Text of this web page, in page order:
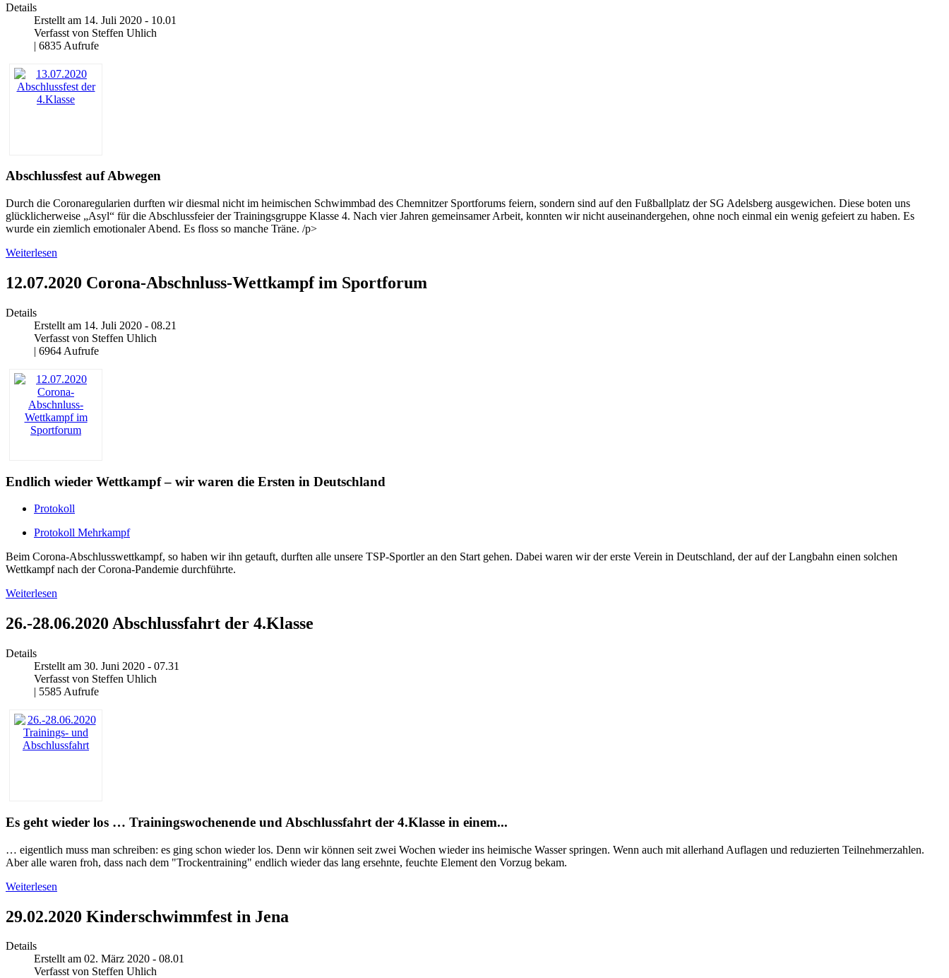
Details
Erstellt am 14. Juli 2020 - 10.01
Verfasst von Steffen Uhlich
| 6835 Aufrufe
Abschlussfest auf Abwegen
Durch die Coronaregularien durften wir diesmal nicht im heimischen Schwimmbad des Chemnitzer Sportforums feiern, sondern sind auf den Fußballplatz der SG Adelsberg ausgewichen. Diese boten uns
glücklicherweise „Asyl“ für die Abschlussfeier der Trainingsgruppe Klasse 4. Nach vier Jahren gemeinsamer Arbeit, konnten wir nicht auseinandergehen, ohne noch einmal ein wenig gefeiert zu haben. Es
wurde ein ziemlich emotionaler Abend. Es floss so manche Träne. /p>
Weiterlesen
12.07.2020 Corona-Abschnluss-Wettkampf im Sportforum
Details
Erstellt am 14. Juli 2020 - 08.21
Verfasst von Steffen Uhlich
| 6964 Aufrufe
Endlich wieder Wettkampf – wir waren die Ersten in Deutschland
Protokoll
Protokoll Mehrkampf
Beim Corona-Abschlusswettkampf, so haben wir ihn getauft, durften alle unsere TSP-Sportler an den Start gehen. Dabei waren wir der erste Verein in Deutschland, der auf der Langbahn einen solchen
Wettkampf nach der Corona-Pandemie durchführte.
Weiterlesen
26.-28.06.2020 Abschlussfahrt der 4.Klasse
Details
Erstellt am 30. Juni 2020 - 07.31
Verfasst von Steffen Uhlich
| 5585 Aufrufe
Es geht wieder los … Trainingswochenende und Abschlussfahrt der 4.Klasse in einem...
… eigentlich muss man schreiben: es ging schon wieder los. Denn wir können seit zwei Wochen wieder ins heimische Wasser springen. Wenn auch mit allerhand Auflagen und reduzierten Teilnehmerzahlen.
Aber alle waren froh, dass nach dem "Trockentraining" endlich wieder das lang ersehnte, feuchte Element den Vorzug bekam.
Weiterlesen
29.02.2020 Kinderschwimmfest in Jena
Details
Erstellt am 02. März 2020 - 08.01
Verfasst von Steffen Uhlich